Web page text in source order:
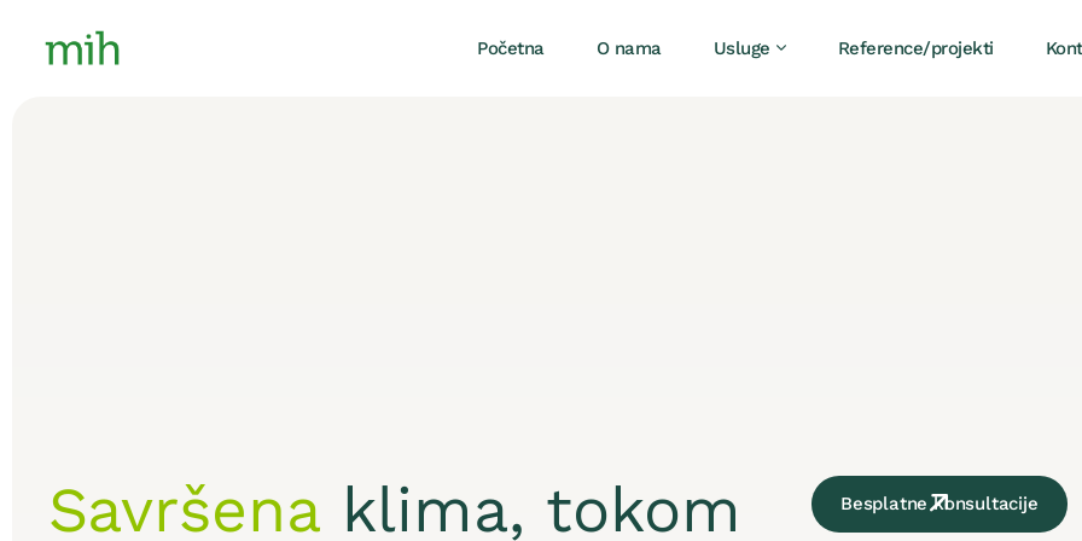
Početna O nama Usluge Reference/projekti
Savršena klima, tokom Besplatne konsultacije